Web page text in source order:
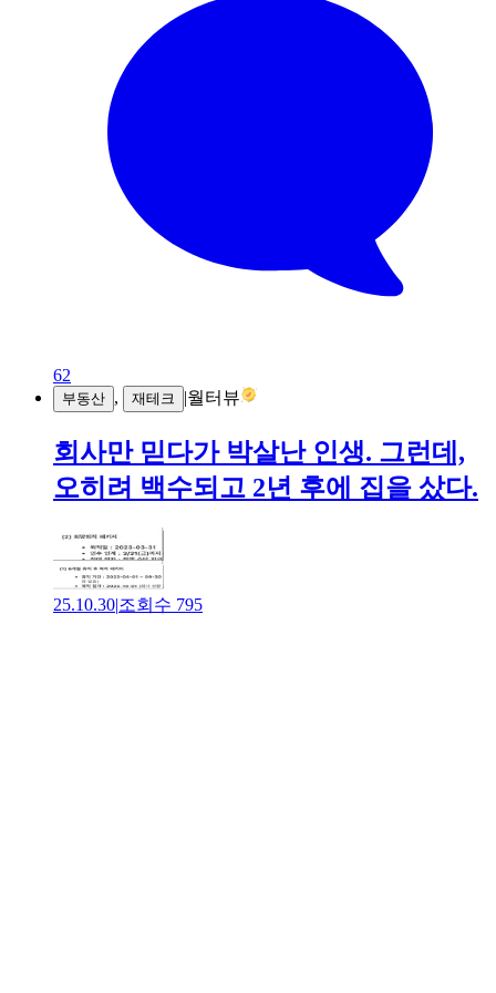
62
부동산 , 재테크 |월터뷰
회사만 믿다가 박살난 인생. 그런데,
오히려 백수되고 2년 후에 집을 샀다.
25.10.30|조회수 795